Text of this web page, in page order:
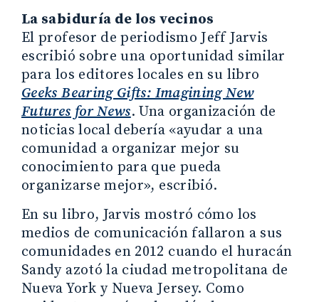
La sabiduría de los vecinos
El profesor de periodismo Jeff Jarvis
escribió sobre una oportunidad similar
para los editores locales en su libro
Geeks Bearing Gifts: Imagining New
Futures for News. Una organización de
noticias local debería «ayudar a una
comunidad a organizar mejor su
conocimiento para que pueda
organizarse mejor», escribió.
En su libro, Jarvis mostró cómo los
medios de comunicación fallaron a sus
comunidades en 2012 cuando el huracán
Sandy azotó la ciudad metropolitana de
Nueva York y Nueva Jersey. Como